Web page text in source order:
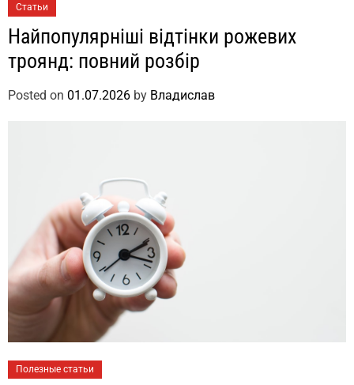
Статьи
Найпопулярніші відтінки рожевих
троянд: повний розбір
Posted on 01.07.2026 by Владислав
Полезные статьи